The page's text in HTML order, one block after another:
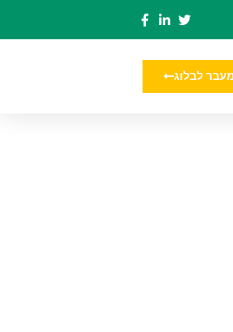
לבלוג